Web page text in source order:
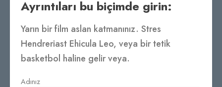
Ayrıntıları bu biçimde girin:
Yarın bir film aslan katmanınız. Stres
Hendreriast Ehicula Leo, veya bir tetik
basketbol haline gelir veya.
Adınız